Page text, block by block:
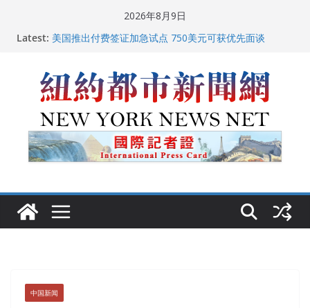
2026年8月9日
Latest: 美国推出付费签证加急试点 750美元可获优先面谈
人！
FBI联合纽约警方突袭多名警界高层住所 涉纽约警察局腐
败刑事调查
中国驻美国大使谢锋邀请美国老教师罗纳德·萨科尔斯基
再次访华
中国新闻